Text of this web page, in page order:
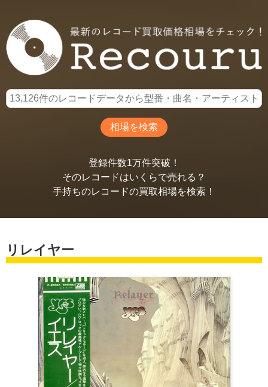
登録件数1万件突破！
そのレコードはいくらで売れる？
手持ちのレコードの買取相場を検索！
リレイヤー